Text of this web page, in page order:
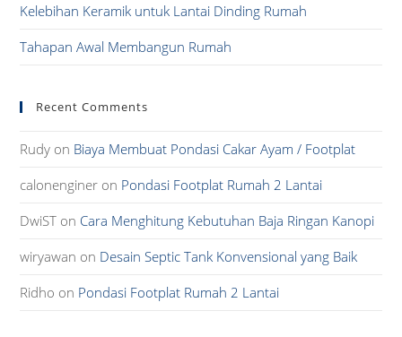
Kelebihan Keramik untuk Lantai Dinding Rumah
Tahapan Awal Membangun Rumah
Recent Comments
Rudy on Biaya Membuat Pondasi Cakar Ayam / Footplat
calonenginer on Pondasi Footplat Rumah 2 Lantai
DwiST on Cara Menghitung Kebutuhan Baja Ringan Kanopi
wiryawan on Desain Septic Tank Konvensional yang Baik
Ridho on Pondasi Footplat Rumah 2 Lantai